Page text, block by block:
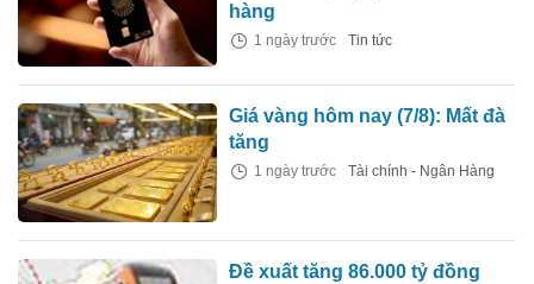
hàng
1 ngày trước Tin tức
Giá vàng hôm nay (7/8): Mất đà
tăng
1 ngày trước Tài chính - Ngân Hàng
Đề xuất tăng 86.000 tỷ đồng